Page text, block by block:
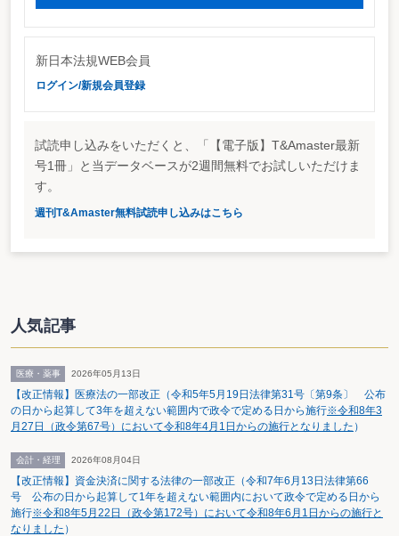
新日本法規WEB会員
ログイン/新規会員登録
試読申し込みをいただくと、「【電子版】T&Amaster最新
号1冊」と当データベースが2週間無料でお試しいただけま
す。
週刊T&Amaster無料試読申し込みはこちら
人気記事
医療・薬事 2026年05月13日
【改正情報】医療法の一部改正（令和5年5月19日法律第31号〔第9条〕 公布
の日から起算して3年を超えない範囲内で政令で定める日から施行※令和8年3
月27日（政令第67号）において令和8年4月1日からの施行となりました ）
会計・経理 2026年08月04日
【改正情報】資金決済に関する法律の一部改正（令和7年6月13日法律第66
号 公布の日から起算して1年を超えない範囲内において政令で定める日から
施行※令和8年5月22日（政令第172号）において令和8年6月1日からの施行と
なりました ）